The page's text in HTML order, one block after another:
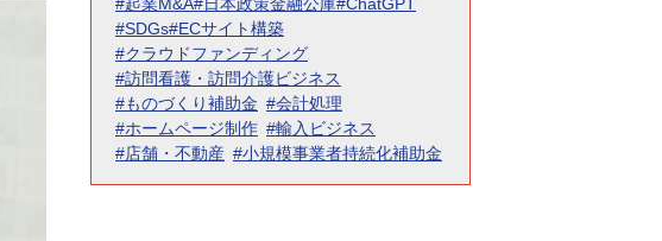
#SDGs#ECサイト構築
#クラウドファンディング
#訪問看護・訪問介護ビジネス
#ものづくり補助金 #会計処理
#ホームページ制作 #輸入ビジネス
#店舗・不動産 #小規模事業者持続化補助金